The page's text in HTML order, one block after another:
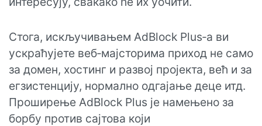
Стога, искључивањем AdBlock Plus‑а ви
ускраћујете веб‑мајсторима приход не само
за домен, хостинг и развој пројекта, већ и за
егзистенцију, нормално одгајање деце итд.
Проширење AdBlock Plus је намењено за
борбу против сајтова који